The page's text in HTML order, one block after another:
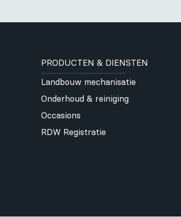
PRODUCTEN & DIENSTEN
Landbouw mechanisatie
Onderhoud & reiniging
Occasions
RDW Registratie